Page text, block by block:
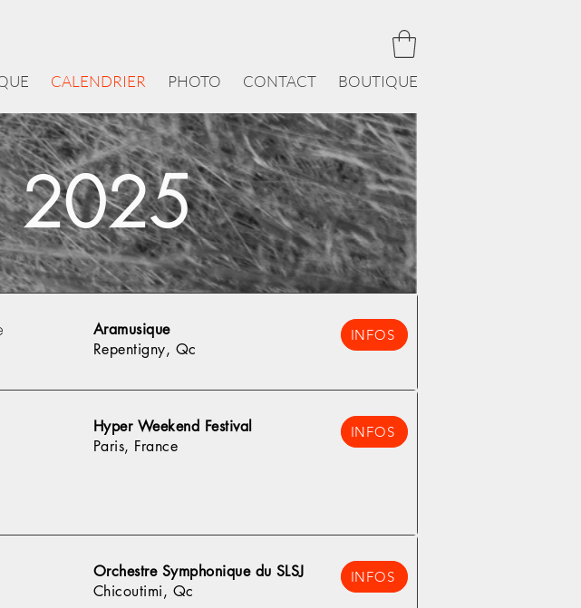
CALENDRIER PHOTO CONTACT BOUTIQUE
2025
Aramusique
Repentigny, Qc
INFOS
Hyper Weekend Festival
Paris, France
INFOS
Orchestre Symphonique du SLSJ
Chicoutimi, Qc
INFOS